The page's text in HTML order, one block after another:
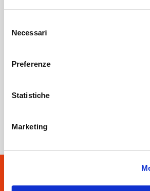
delNecessari
Preferenze
Statistiche
Marketing